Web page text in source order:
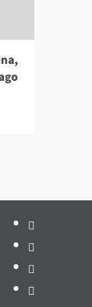
Inicio
Hemeroteca
Privacidad
Edición